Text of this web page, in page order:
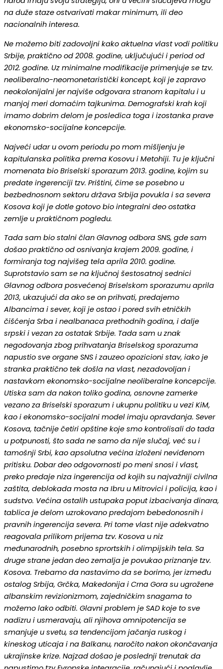
na duže staze ostvarivati makar minimum, ili deo
nacionalnih interesa.
Ne možemo biti zadovoljni kako aktuelna vlast vodi politiku
Srbije, praktično od 2008. godine, uključujući i period od
2012. godine. Uz minimalne modifikacije primenjuje se tzv.
neoliberalno-neomonetaristički koncept, koji je zapravo
neokolonijalni jer najviše odgovara stranom kapitalu i u
manjoj meri domaćim tajkunima. Demografski krah koji
imamo dobrim delom je posledica toga i izostanka prave
ekonomsko-socijalne koncepcije.
Najveći udar u ovom periodu po mom mišljenju je
kapitulanska politika prema Kosovu i Metohiji. Tu je ključni
momenata bio Briselski sporazum 2013. godine, kojim su
predate ingerenciji tzv. Prištini, čime se posebno u
bezbednosnom sektoru država Srbija povukla i sa severa
Kosova koji je dotle gotovo bio integralni deo ostatka
zemlje u praktičnom pogledu.
Tada sam bio stalni član Glavnog odbora SNS, gde sam
došao praktično od osnivanja krajem 2009. godine, i
formiranja tog najvišeg tela aprila 2010. godine.
Suprotstavio sam se na ključnoj šestosatnoj sednici
Glavnog odbora posvećenoj Briselskom sporazumu aprila
2013, ukazujući da ako se on prihvati, predajemo
Albancima i sever, koji je ostao i pored svih etničkih
čišćenja Srba i nealbanaca prethodnih godina, i dalje
srpski i vezan za ostatak Srbije. Tada sam u znak
negodovanja zbog prihvatanja Briselskog sporazuma
napustio sve organe SNS i zauzeo opozicioni stav, iako je
stranka praktično tek došla na vlast, nezadovoljan i
nastavkom ekonomsko-socijalne neoliberalne koncepcije.
Utiska sam da nakon toliko godina, osnovne zamerke
vezano za Briselski sporazum i ukupnu politiku u vezi KiM,
kao i ekonomsko-socijalni model imaju opravdanja. Sever
Kosova, tačnije četiri opštine koje smo kontrolisali do tada
u potpunosti, što sada ne samo da nije slučaj, već su i
tamošnji Srbi, kao apsolutna većina izloženi neviđenom
pritisku. Dobar deo odgovornosti po meni snosi i vlast,
preko predaje niza ingerencija od kojih su najvažniji civilna
zaštita, deblokada mosta na Ibru u Mitrovici i policija, kao i
sudstvo. Većina ostalih ustupaka poput izbacivanja dinara,
tablica je delom uzrokovano predajom bebedonosnih i
pravnih ingerencija severa. Pri tome vlast nije adekvatno
reagovala prilikom prijema tzv. Kosova u niz
međunarodnih, posebno sprortskih i olimpijskih tela. Sa
druge strane jedan deo zemalja je povukao priznanje tzv.
Kosova. Trebamo da nastavimo da se borimo, jer između
ostalog Srbija, Grčka, Makedonija i Crna Gora su ugrožene
albanskim revizionizmom, zajedničkim snagama to
možemo lako odbiti. Glavni problem je SAD koje to sve
nadizru i usmeravaju, ali njihova omnipotencija se
smanjuje u svetu, sa tendencijom jačanja ruskog i
kineskog uticaja i na Balkanu, naročito nakon okončavanja
ukrajinske krize. Najzad došao je poslednji trenutak da